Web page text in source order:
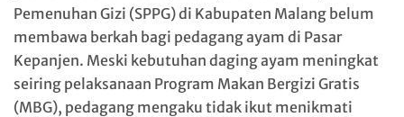
Pemenuhan Gizi (SPPG) di Kabupaten Malang belum
membawa berkah bagi pedagang ayam di Pasar
Kepanjen. Meski kebutuhan daging ayam meningkat
seiring pelaksanaan Program Makan Bergizi Gratis
(MBG), pedagang mengaku tidak ikut menikmati